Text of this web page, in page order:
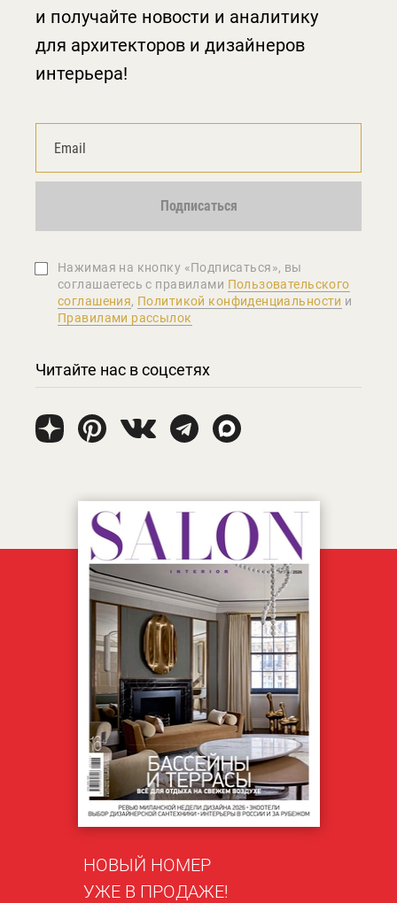
и получайте новости и аналитику
для архитекторов и дизайнеров
интерьера!
Подписаться
Нажимая на кнопку «Подписаться», вы
соглашаетеcь с правилами Пользовательского
соглашения, Политикой конфиденциальности и
Правилами рассылок
Читайте нас в соцсетях
НОВЫЙ НОМЕР
УЖЕ В ПРОДАЖЕ!